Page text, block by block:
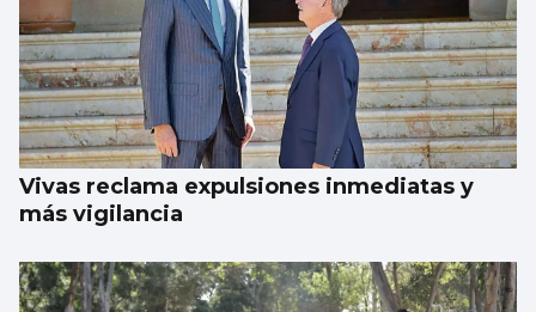
Vivas reclama expulsiones inmediatas y
más vigilancia